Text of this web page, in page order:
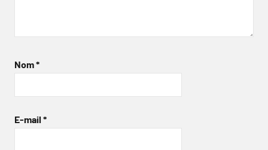
Nom*
E-mail *